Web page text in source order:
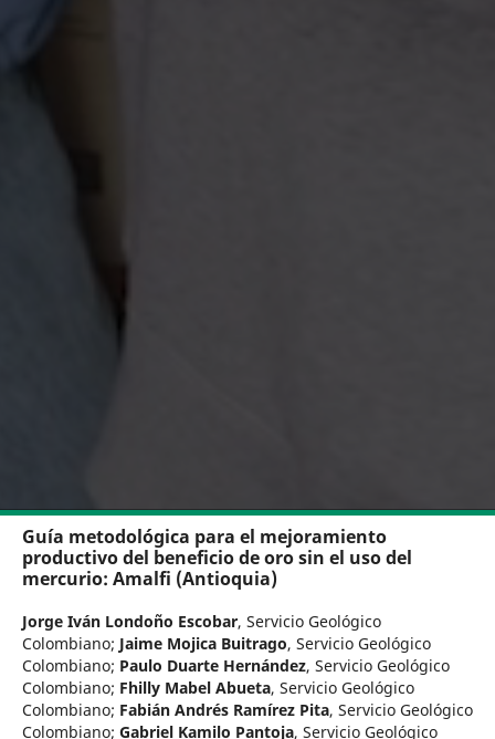
Guía metodológica para el mejoramiento
productivo del beneficio de oro sin el uso del
mercurio: Amalfi (Antioquia)
Jorge Iván Londoño Escobar, Servicio Geológico
Colombiano; Jaime Mojica Buitrago, Servicio Geológico
Colombiano; Paulo Duarte Hernández, Servicio Geológico
Colombiano; Fhilly Mabel Abueta, Servicio Geológico
Colombiano; Fabián Andrés Ramírez Pita, Servicio Geológico
Colombiano; Gabriel Kamilo Pantoja, Servicio Geológico